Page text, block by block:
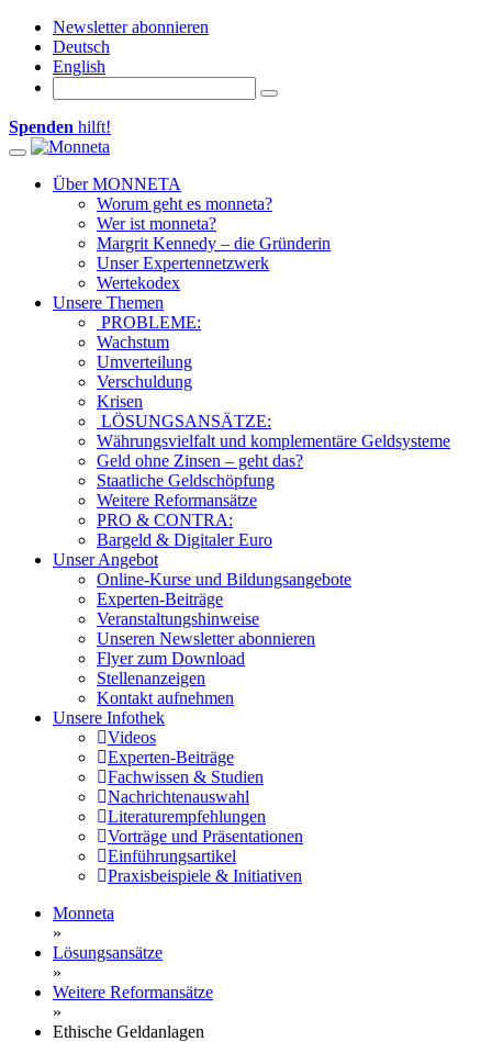
Newsletter abonnieren
Deutsch
English
Spenden hilft!
Toggle navigation
Über MONNETA
Worum geht es monneta?
Wer ist monneta?
Margrit Kennedy – die Gründerin
Unser Expertennetzwerk
Wertekodex
Unsere Themen
PROBLEME:
Wachstum
Umverteilung
Verschuldung
Krisen
LÖSUNGSANSÄTZE:
Währungsvielfalt und komplementäre Geldsysteme
Geld ohne Zinsen – geht das?
Staatliche Geldschöpfung
Weitere Reformansätze
PRO & CONTRA:
Bargeld & Digitaler Euro
Unser Angebot
Online-Kurse und Bildungsangebote
Experten-Beiträge
Veranstaltungshinweise
Unseren Newsletter abonnieren
Flyer zum Download
Stellenanzeigen
Kontakt aufnehmen
Unsere Infothek
Videos
Experten-Beiträge
Fachwissen & Studien
Nachrichtenauswahl
Literaturempfehlungen
Vorträge und Präsentationen
Einführungsartikel
Praxisbeispiele & Initiativen
Monneta
»
Lösungsansätze
»
Weitere Reformansätze
»
Ethische Geldanlagen